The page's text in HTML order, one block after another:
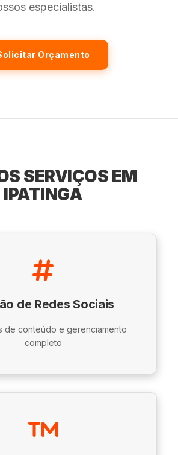
especialistas.
Orçamento
SERVIÇOS EM
IPATINGA
de Redes Sociais
de conteúdo e gerenciamento
completo